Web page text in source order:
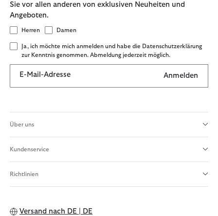
Sie vor allen anderen von exklusiven Neuheiten und
Angeboten.
Herren Damen
Ja, ich möchte mich anmelden und habe die Datenschutzerklärung
zur Kenntnis genommen. Abmeldung jederzeit möglich.
E-Mail-Adresse Anmelden
Über uns
Kundenservice
Richtlinien
Versand nach DE | DE